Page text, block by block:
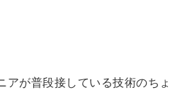
アが普段接している技術のち